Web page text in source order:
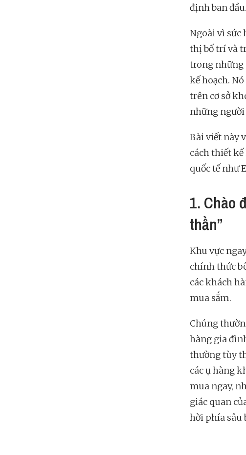
định ban đầu.
Ngoài vì sức
thị bố trí và
trong những
kế hoạch.
trên cơ sở
những
Bài viết này
cách thiết
quốc tế như
1. Chào
thần”
Khu vực
chính thức
các khách
mua sắm.
Chúng
hàng gia
thường tùy
các ụ hàng
mua ngay,
giác quan
hời phía sâu